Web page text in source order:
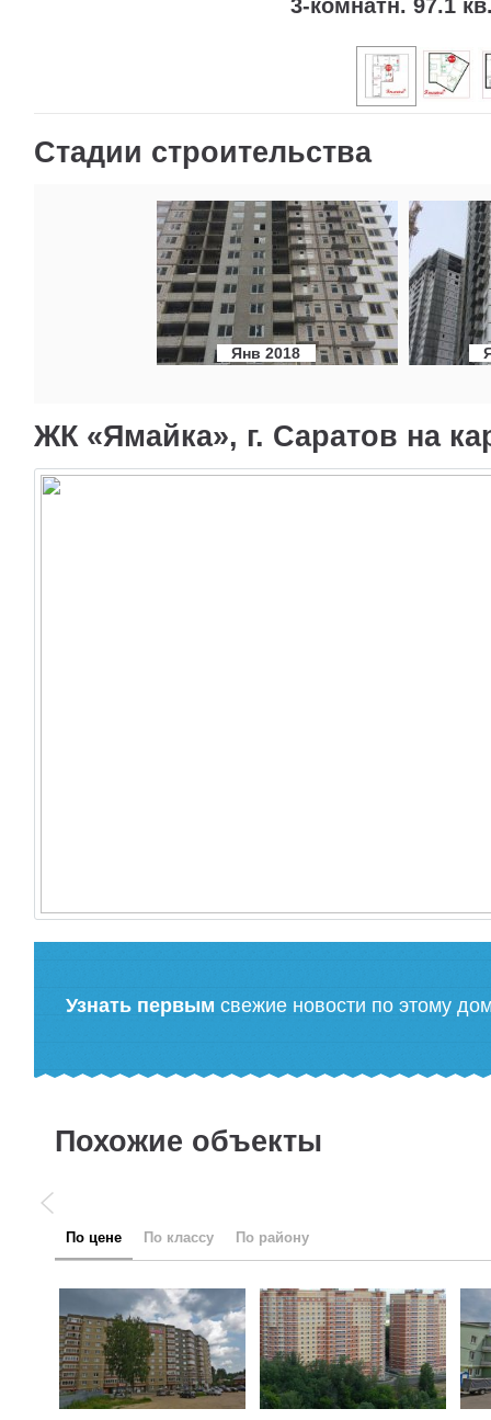
3-комнатн. 97.1
Стадии строительства
Янв 2018
ЖК «Ямайка», г. Саратов на
Узнать первым свежие новости по этому
Похожие объекты
по цене по классу по району